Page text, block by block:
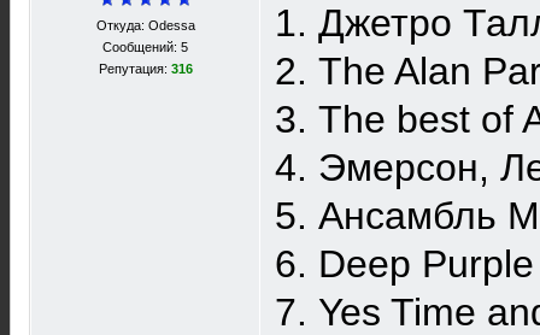
Откуда: Odessa
Сообщений: 5
Репутация: 316
1. Джетро
2. The Alan
3. The best of
4. Эмерсон,
5. Ансамбль
6. Deep
7. Yes Time